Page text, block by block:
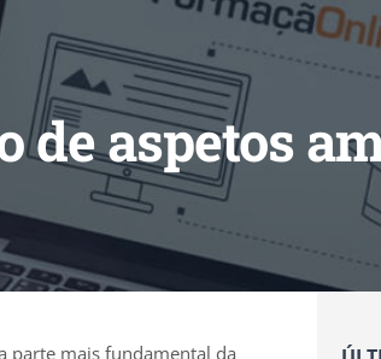
de aspetos
parte mais fundamental da